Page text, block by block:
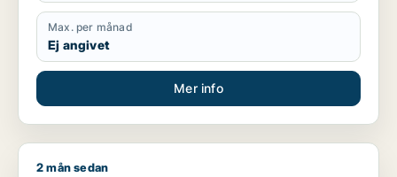
Max. per månad
Ej angivet
Mer info
X söker industrilokal, fastighetsmark eller garage till salu i
2 mån sedan